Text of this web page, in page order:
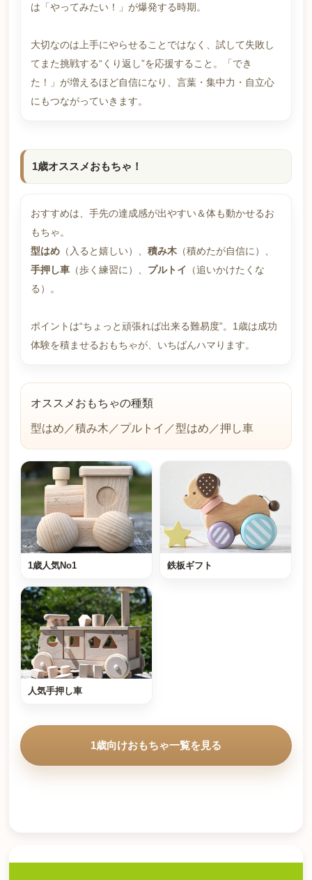
は「やってみたい！」が爆発する時期。
大切なのは上手にやらせることではなく、試して失敗し
てまた挑戦する“くり返し”を応援すること。「でき
た！」が増えるほど自信になり、言葉・集中力・自立心
にもつながっていきます。
1歳オススメおもちゃ！
おすすめは、手先の達成感が出やすい＆体も動かせるお
もちゃ。
型はめ （入ると嬉しい）、積み木 （積めたが自信に）、
手押し車 （歩く練習に）、 プルトイ
（追いかけたくな
る）。
ポイントは“ちょっと頑張れば出来る難易度”。1歳は成功
体験を積ませるおもちゃが、いちばんハマります。
オススメおもちゃの種類
型はめ／積み木／プルトイ／型はめ／押し車
1歳人気No1 鉄板ギフト
人気手押し車
1歳向けおもちゃ一覧を見る